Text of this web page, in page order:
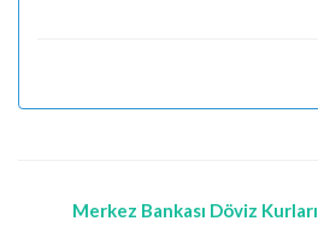
Merkez Bankası Döviz Kurları